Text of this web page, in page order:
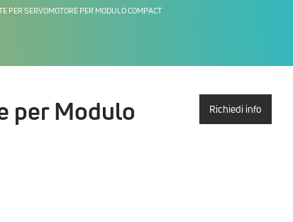
PER SERVOMOTORE PER MODULO COMPACT
per Modulo
Richiedi info